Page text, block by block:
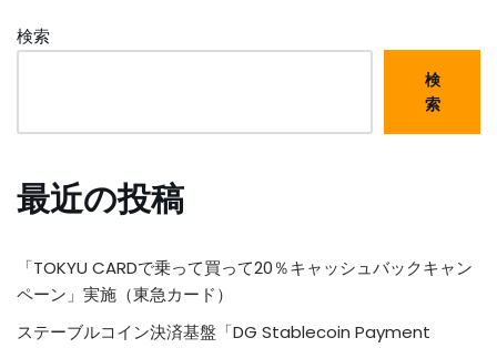
検索
検
索
最近の投稿
「TOKYU CARDで乗って買って20％キャッシュバックキャン
ペーン」実施（東急カード）
ステーブルコイン決済基盤「DG Stablecoin Payment